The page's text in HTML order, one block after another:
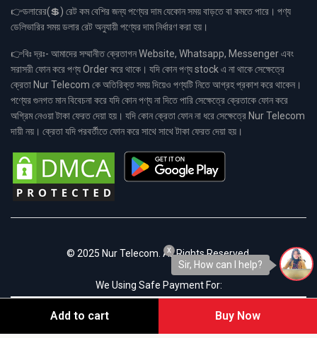
👉ডলারের(💲) রেট কম বেশির জন্য পণ্যের দাম যেকোন সময় বাড়তে বা কমতে পারে। পণ্য
ডেলিভারির সময় ডলার রেট অনুযায়ী পণ্যের দাম নির্ধারণ করা হয়।
👉বিঃ দ্রঃ- আমাদের সম্মানীত ক্রেতাগন Website, Whatsapp, Messenger এবং
সরাসরী ফোন করে পণ্য Order করে থাকে। যদি কোন পণ্য stock এ না থাকে সেক্ষেত্রে
ক্রেতা Nur Telecom কে অতিরিক্ত সময় দিয়েও পণ্যটি নিতে আগ্রহ প্রকাশ করে থাকেন।
পণ্যের গুনগত মান বিবেচনা করে যদি কোন পণ্য না দিতে পারি সেক্ষেত্রে ক্রেতাকে ফোন করে
অগ্রিম নেওয়া টাকা ফেরত দেয়া হয়। যদি কোন ক্রেতা ফোন না ধরে সেক্ষেত্রে Nur Telecom
দায়ী নয়। ক্রেতা যদি পরবর্তীতে ফোন করে সাথে সাথে টাকা ফেরত দেয়া হয়।
© 2025 Nur Telecom. All Rights Reserved.
We Using Safe Payment For:
Add to cart Buy Now
Sir, How can I help?
x